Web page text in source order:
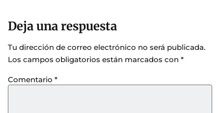
Deja una respuesta
Tu dirección de correo electrónico no será publicada.
Los campos obligatorios están marcados con *
Comentario *